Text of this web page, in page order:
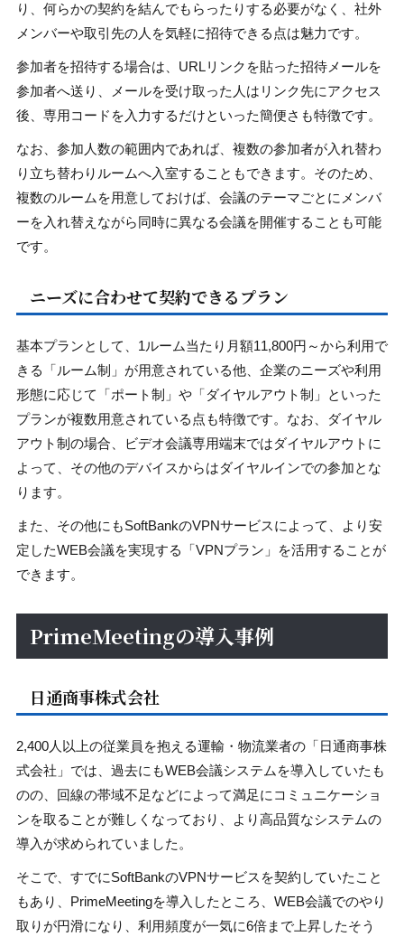
り、何らかの契約を結んでもらったりする必要がなく、社外
メンバーや取引先の人を気軽に招待できる点は魅力です。
参加者を招待する場合は、URLリンクを貼った招待メールを
参加者へ送り、メールを受け取った人はリンク先にアクセス
後、専用コードを入力するだけといった簡便さも特徴です。
なお、参加人数の範囲内であれば、複数の参加者が入れ替わ
り立ち替わりルームへ入室することもできます。そのため、
複数のルームを用意しておけば、会議のテーマごとにメンバ
ーを入れ替えながら同時に異なる会議を開催することも可能
です。
ニーズに合わせて契約できるプラン
基本プランとして、1ルーム当たり月額11,800円～から利用で
きる「ルーム制」が用意されている他、企業のニーズや利用
形態に応じて「ポート制」や「ダイヤルアウト制」といった
プランが複数用意されている点も特徴です。なお、ダイヤル
アウト制の場合、ビデオ会議専用端末ではダイヤルアウトに
よって、その他のデバイスからはダイヤルインでの参加とな
ります。
また、その他にもSoftBankのVPNサービスによって、より安
定したWEB会議を実現する「VPNプラン」を活用することが
できます。
PrimeMeetingの導入事例
日通商事株式会社
2,400人以上の従業員を抱える運輸・物流業者の「日通商事株
式会社」では、過去にもWEB会議システムを導入していたも
のの、回線の帯域不足などによって満足にコミュニケーショ
ンを取ることが難しくなっており、より高品質なシステムの
導入が求められていました。
そこで、すでにSoftBankのVPNサービスを契約していたこと
もあり、PrimeMeetingを導入したところ、WEB会議でのやり
取りが円滑になり、利用頻度が一気に6倍まで上昇したそう